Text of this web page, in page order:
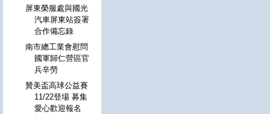
屏東榮服處與國光
汽車屏東站簽署
合作備忘錄
南市總工業會慰問
國軍歸仁營區官
兵辛勞
贊美盃高球公益賽
11/22登場 募集
愛心歡迎報名